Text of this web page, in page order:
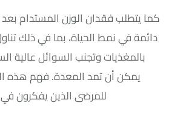
دائمة في نمط الحياة، بما في ذلك
بالمغذيات وتجنب السوائل عالية
يمكن أن تمد المعدة. فهم هذه
للمرضى الذين يفكرون في LSG كحل للسمنة.